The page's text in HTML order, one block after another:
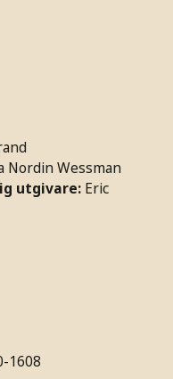
Nordin Wessman
utgivare: Eric
1608